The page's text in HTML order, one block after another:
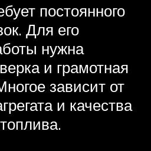
постоянного
Для его
нужна
и грамотная
зависит от
и качества